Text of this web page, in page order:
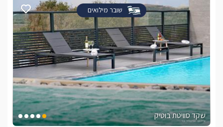
שובר מילואים
שקד סוויטת בוטיק